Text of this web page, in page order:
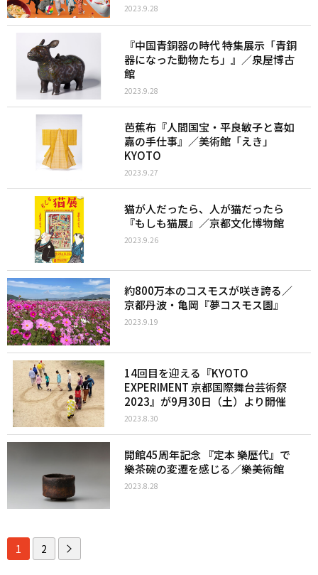
2023.9.28
『中国青銅器の時代 特集展示「青銅
器になった動物たち」』／泉屋博古
館
2023.9.28
芭蕉布『人間国宝・平良敏子と喜如
嘉の手仕事』／美術館「えき」
KYOTO
2023.9.27
猫が人だったら、人が猫だったら
『もしも猫展』／京都文化博物館
2023.9.26
約800万本のコスモスが咲き誇る／
京都丹波・亀岡『夢コスモス園』
2023.9.19
14回目を迎える『KYOTO
EXPERIMENT 京都国際舞台芸術祭
2023』が9月30日（土）より開催
2023.8.30
開館45周年記念 『定本 樂歴代』で
樂茶碗の変遷を感じる／樂美術館
2023.8.28
1 2